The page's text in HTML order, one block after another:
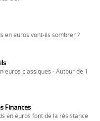
en euros vont-ils sombrer ?
euros classiques - Autour de 1
Finances
en euros font de la résistance